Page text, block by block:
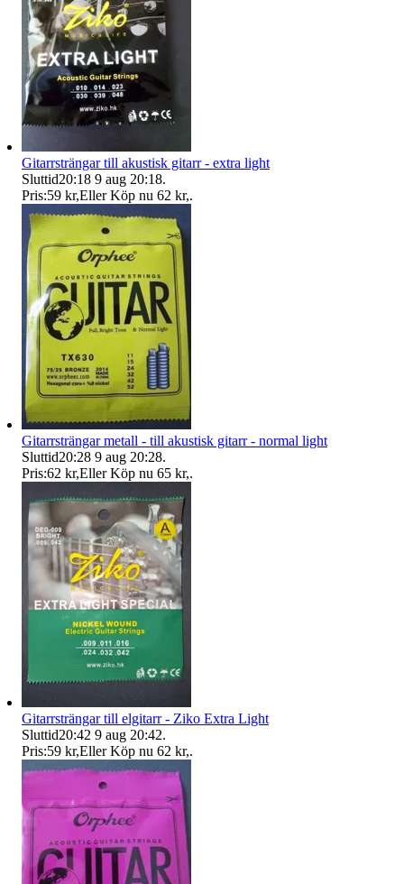
Gitarrsträngar till akustisk gitarr - extra light
Sluttid20:18 9 aug 20:18.
Pris:59 kr,Eller Köp nu 62 kr,.
Gitarrsträngar metall - till akustisk gitarr - normal light
Sluttid20:28 9 aug 20:28.
Pris:62 kr,Eller Köp nu 65 kr,.
Gitarrsträngar till elgitarr - Ziko Extra Light
Sluttid20:42 9 aug 20:42.
Pris:59 kr,Eller Köp nu 62 kr,.